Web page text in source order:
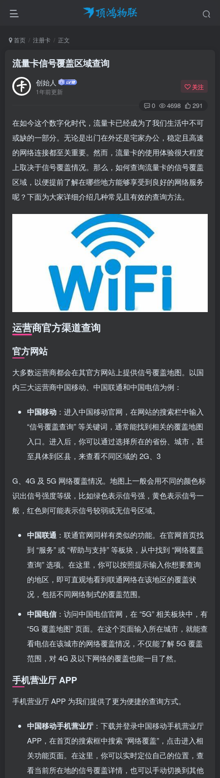
首页 注册卡 正文
流量卡信号覆盖区域查询​
创始人
1年前更新
关注
0 4698 291
在如今这个数字化时代，流量卡已经成为了我们生活中不可
或缺的一部分。无论是出门在外还是宅家办公，稳定且高速
的网络连接都至关重要。然而，流量卡的使用体验很大程度
上取决于信号覆盖情况。那么，如何查询流量卡的信号覆盖
区域，以便提前了解在哪些地方能够享受到良好的网络服务
呢？下面为大家详细介绍几种常见且有效的查询方法。
运营商官方渠道查询
官方网站
大多数运营商都会在其官方网站上提供信号覆盖地图。以国
内三大运营商中国移动、中国联通和中国电信为例：
中国移动 ：进入中国移动官网，在网站的搜索栏中输入
“信号覆盖查询” 等关键词，通常能找到相关的覆盖地图
入口。进入后，你可以通过选择所在的省份、城市，甚
至具体到区县，来查看不同区域的 2G、3
G、4G 及 5G 网络覆盖情况。地图上一般会用不同的颜色标
识出信号强度等级，比如绿色表示信号强，黄色表示信号一
般，红色则可能表示信号较弱或无信号区域。
中国联通 ：联通官网同样有类似的功能。在官网首页找
到 “服务” 或 “帮助与支持” 等板块，从中找到 “网络覆盖
查询” 选项。在这里，你可以按照提示输入你想要查询
的地区，即可直观地看到联通网络在该地区的覆盖状
况，包括不同网络制式的覆盖范围。
中国电信：访问中国电信官网，在 “5G” 相关板块中，有
“5G 覆盖地图” 页面。在这个页面输入所在城市，就能查
看电信在该城市的网络覆盖情况，不仅能了解 5G 覆盖
范围，对 4G 及以下网络的覆盖也能一目了然。
手机营业厅 APP
手机营业厅 APP 为我们提供了更为便捷的查询方式。
中国移动手机营业厅 ：下载并登录中国移动手机营业厅
APP，在首页的搜索框中搜索 “网络覆盖”，点击进入相
关功能页面。在这里，你可以实时定位自己的位置，查
看当前所在地的信号覆盖详情，也可以手动切换到其他